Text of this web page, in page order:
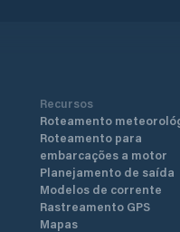
Recursos
Roteamento
Roteamento para
embarcações a motor
Planejamento de saída
Modelos de corrente
Rastreamento GPS
Mapas